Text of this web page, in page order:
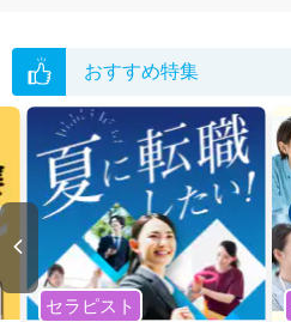
おすすめ特集
セラピスト